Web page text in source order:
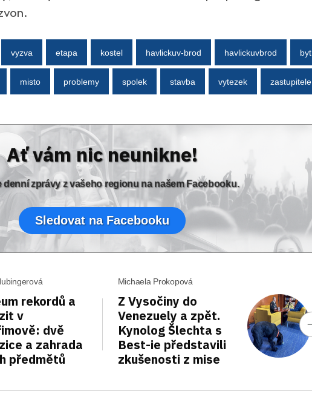
vyzva etapa kostel havlickuv-brod havlickuvbrod byt
misto problemy spolek stavba vytezek zastupitele
Ať vám nic neunikne!
denní zprávy z vašeho regionu na našem Facebooku.
Sledovat na Facebooku
rekordů a
v
dvě
a zahrada
předmětů
Michaela Prokopová
Z Vysočiny do
Venezuely a zpět.
Kynolog Šlechta s
Best-ie představili
zkušenosti z mise